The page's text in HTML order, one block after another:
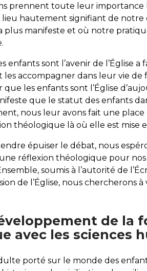
prennent toute leur importance
lieu hautement signifiant de notre
plus manifeste et où notre
enfants sont l’avenir de l’Église
les accompagner dans leur vie
les enfants sont l’Église
que le statut des enfants
nous leur avons fait une
théologique là où elle est mise
épuiser le débat, nous
réflexion théologique pour
soumis à l’autorité de
de l’Église, nous chercherons
de la
avec les sciences
porté sur le monde des